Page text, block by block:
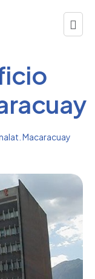
Macaracuay